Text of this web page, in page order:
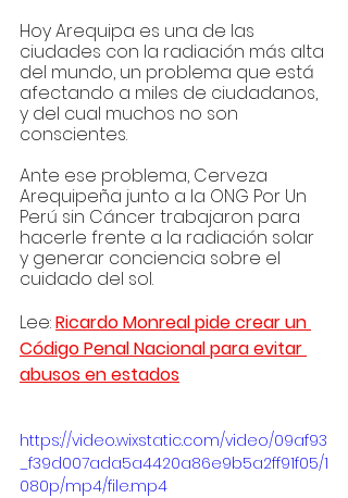
Hoy Arequipa es una de las
ciudades con la radiación más alta
del mundo, un problema que está
afectando a miles de ciudadanos,
y del cual muchos no son
conscientes.
Ante ese problema, Cerveza
Arequipeña junto a la ONG Por Un
Perú sin Cáncer trabajaron para
hacerle frente a la radiación solar
y generar conciencia sobre el
cuidado del sol.
Lee: Ricardo Monreal pide crear un
Código Penal Nacional para evitar
abusos en estados
https://video.wixstatic.com/video/09af93
_f39d007ada5a4420a86e9b5a2ff91f05/1
080p/mp4/file.mp4